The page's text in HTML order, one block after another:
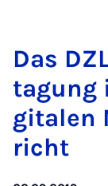
Das
ta­gung
gi­ta­len
richt